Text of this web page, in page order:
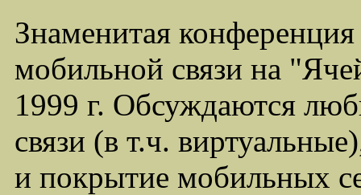
Знаменитая
мобильной связи на
1999 г. Обсуждаются
связи (в т.ч.
и покрытие мобильных